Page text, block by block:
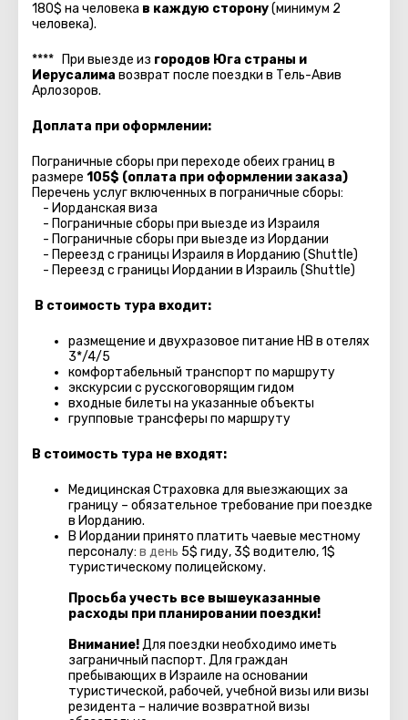
180$ на человека в каждую сторону(минимум 2
человека).
**** При выезде из городов Юга страны и
Иерусалима возврат после поездки в Тель-Авив
Арлозоров.
Доплата при оформлении:
Пограничные сборы при переходе обеих границ в
размере 105$ (оплата при оформлении заказа)
Перечень услуг включенных в пограничные сборы:
- Иорданская виза
- Пограничные сборы при выезде из Израиля
- Пограничные сборы при выезде из Иордании
- Переезд с границы Израиля в Иорданию (Shuttle)
- Переезд с границы Иордании в Израиль (Shuttle)
В стоимость тура входит:
размещение и двухразовое питание HB в отелях
3*/4/5
комфортабельный транспорт по маршруту
экскурсии с русскоговорящим гидом
входные билеты на указанные объекты
групповые трансферы по маршруту
В стоимость тура не входят:
Медицинская Страховка для выезжающих за
границу – обязательное требование при поездке
в Иорданию.
В Иордании принято платить чаевые местному
персоналу: в день 5$ гиду, 3$ водителю, 1$
туристическому полицейскому.
Проcьба учесть все вышеуказанные
расходы при планировании поездки!
Внимание!Для поездки необходимо иметь
заграничный паспорт. Для граждан
пребывающих в Израиле на основании
туристической, рабочей, учебной визы или визы
резидента – наличие возвратной визы